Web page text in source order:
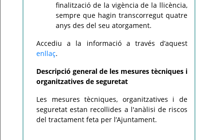
finalització de la vigència de la llicència,
sempre que hagin transcorregut quatre
anys des del seu atorgament.
Accediu a la informació a través d’aquest
enllaç.
Descripció general de les mesures tècniques i
organitzatives de seguretat
Les mesures tècniques, organitzatives i de
seguretat estan recollides a l'anàlisi de riscos
del tractament feta per l’Ajuntament.